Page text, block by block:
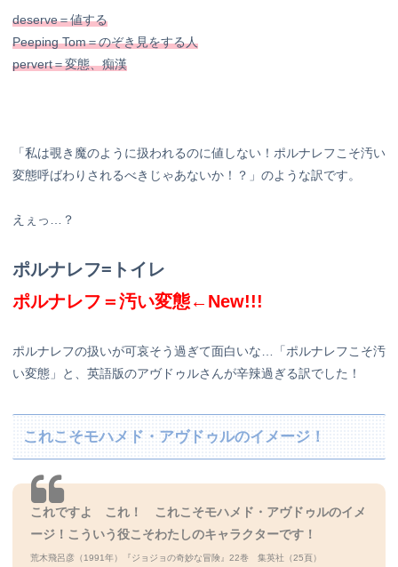
deserve＝値する
Peeping Tom＝のぞき見をする人
pervert＝変態、痴漢
「私は覗き魔のように扱われるのに値しない！ポルナレフこそ汚い
変態呼ばわりされるべきじゃあないか！？」のような訳です。
えぇっ…？
ポルナレフ=トイレ
ポルナレフ＝汚い変態←New!!!
ポルナレフの扱いが可哀そう過ぎて面白いな…「ポルナレフこそ汚
い変態」と、英語版のアヴドゥルさんが辛辣過ぎる訳でした！
これこそモハメド・アヴドゥルのイメージ！
これですよ これ！ これこそモハメド・アヴドゥルのイメ
ージ！ こういう役こそわたしのキャラクターです！
荒木飛呂彦（1991年）『ジョジョの奇妙な冒険』22巻 集英社（25頁）